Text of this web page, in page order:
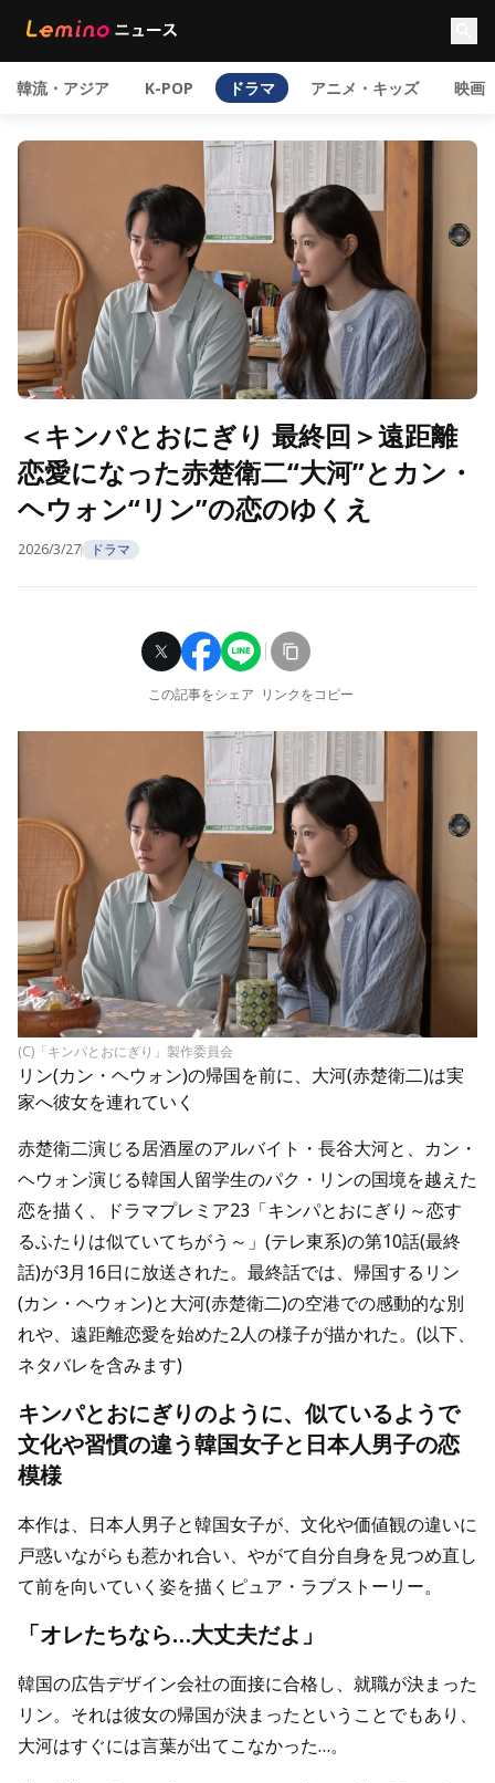
韓流・アジア K-POP ドラマ アニメ・キッズ 映画
＜キンパとおにぎり 最終回＞遠距離
恋愛になった赤楚衛二“大河”とカン・
ヘウォン“リン”の恋のゆくえ
2026/3/27 ドラマ
この記事をシェア リンクをコピー
(C)「キンパとおにぎり」製作委員会
リン(カン・ヘウォン)の帰国を前に、大河(赤楚衛二)は実
家へ彼女を連れていく
赤楚衛二演じる居酒屋のアルバイト・長谷大河と、カン・
ヘウォン演じる韓国人留学生のパク・リンの国境を越えた
恋を描く、ドラマプレミア23「キンパとおにぎり～恋す
るふたりは似ていてちがう～」(テレ東系)の第10話(最終
話)が3月16日に放送された。最終話では、帰国するリン
(カン・ヘウォン)と大河(赤楚衛二)の空港での感動的な別
れや、遠距離恋愛を始めた2人の様子が描かれた。(以下、
ネタバレを含みます)
キンパとおにぎりのように、似ているようで
文化や習慣の違う韓国女子と日本人男子の恋
模様
本作は、日本人男子と韓国女子が、文化や価値観の違いに
戸惑いながらも惹かれ合い、やがて自分自身を見つめ直し
て前を向いていく姿を描くピュア・ラブストーリー。
「オレたちなら…大丈夫だよ」
韓国の広告デザイン会社の面接に合格し、就職が決まった
リン。それは彼女の帰国が決まったということでもあり、
大河はすぐには言葉が出てこなかった…。